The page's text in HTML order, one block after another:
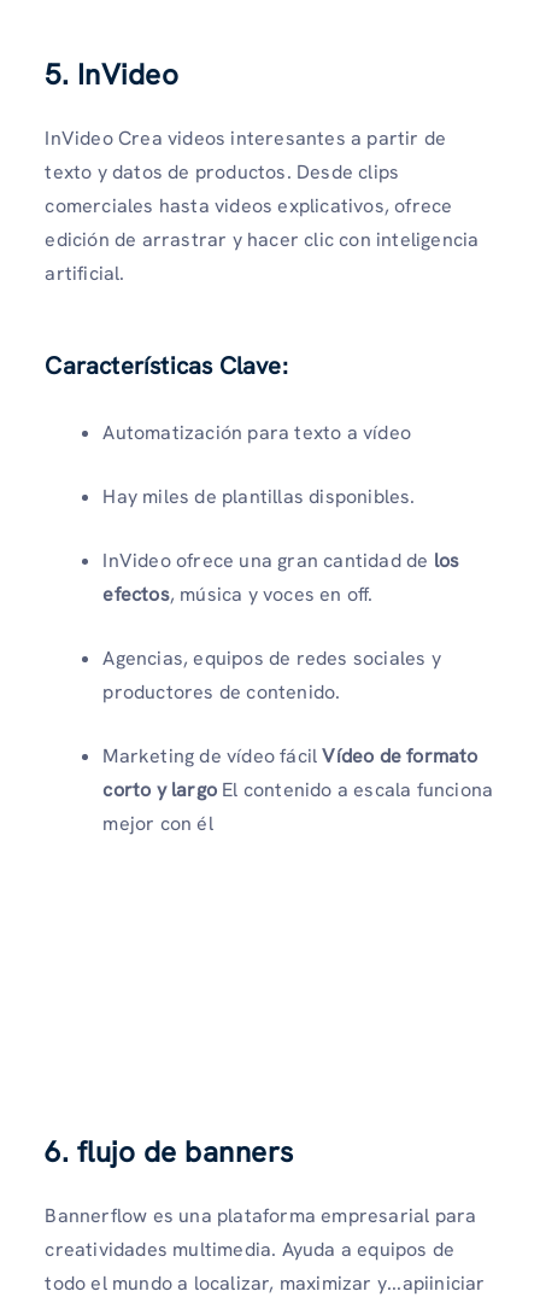
5. InVideo
InVideo Crea videos interesantes a partir de
texto y datos de productos. Desde clips
comerciales hasta videos explicativos, ofrece
edición de arrastrar y hacer clic con inteligencia
artificial.
Características Clave:
Automatización para texto a vídeo
Hay miles de plantillas disponibles.
InVideo ofrece una gran cantidad de los
efectos, música y voces en off.
Agencias, equipos de redes sociales y
productores de contenido.
Marketing de vídeo fácilVídeo de formato
corto y largo El contenido a escala funciona
mejor con él
6. flujo de banners
Bannerflow es una plataforma empresarial para
creatividades multimedia. Ayuda a equipos de
todo el mundo a localizar, maximizar y...apiiniciar